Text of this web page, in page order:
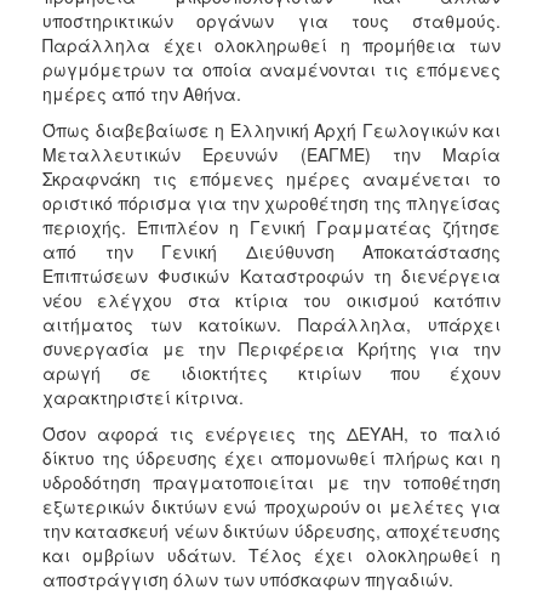
υποστηρικτικών οργάνων για τους σταθμούς.
Παράλληλα έχει ολοκληρωθεί η προμήθεια των
ρωγμόμετρων τα οποία αναμένονται τις επόμενες
ημέρες από την Αθήνα.
Όπως διαβεβαίωσε η Ελληνική Αρχή Γεωλογικών και
Μεταλλευτικών Ερευνών (ΕΑΓΜΕ) την Μαρία
Σκραφνάκη τις επόμενες ημέρες αναμένεται το
οριστικό πόρισμα για την χωροθέτηση της πληγείσας
περιοχής. Επιπλέον η Γενική Γραμματέας ζήτησε
από την Γενική Διεύθυνση Αποκατάστασης
Επιπτώσεων Φυσικών Καταστροφών τη διενέργεια
νέου ελέγχου στα κτίρια του οικισμού κατόπιν
αιτήματος των κατοίκων. Παράλληλα, υπάρχει
συνεργασία με την Περιφέρεια Κρήτης για την
αρωγή σε ιδιοκτήτες κτιρίων που έχουν
χαρακτηριστεί κίτρινα.
Όσον αφορά τις ενέργειες της ΔΕΥΑΗ, το παλιό
δίκτυο της ύδρευσης έχει απομονωθεί πλήρως και η
υδροδότηση πραγματοποιείται με την τοποθέτηση
εξωτερικών δικτύων ενώ προχωρούν οι μελέτες για
την κατασκευή νέων δικτύων ύδρευσης, αποχέτευσης
και ομβρίων υδάτων. Τέλος έχει ολοκληρωθεί η
αποστράγγιση όλων των υπόσκαφων πηγαδιών.